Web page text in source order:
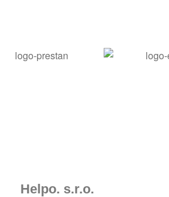
Helpo. s.r.o.